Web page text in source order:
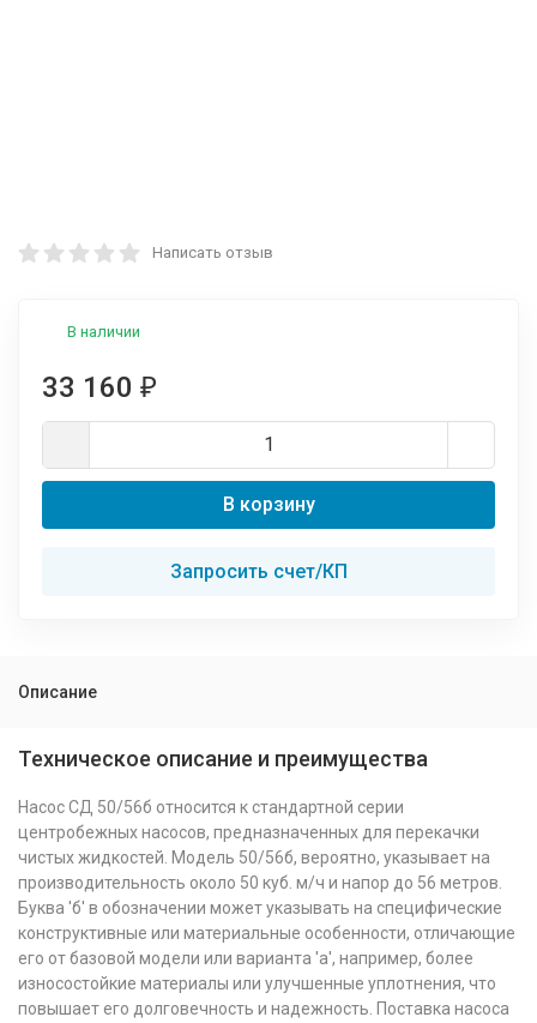
Написать отзыв
В наличии
33 160 ₽
В корзину
Запросить счет/КП
Описание
Техническое описание и преимущества
Насос СД 50/56б относится к стандартной серии
центробежных насосов, предназначенных для перекачки
чистых жидкостей. Модель 50/56б, вероятно, указывает на
производительность около 50 куб. м/ч и напор до 56 метров.
Буква 'б' в обозначении может указывать на специфические
конструктивные или материальные особенности, отличающие
его от базовой модели или варианта 'а', например, более
износостойкие материалы или улучшенные уплотнения, что
повышает его долговечность и надежность. Поставка насоса